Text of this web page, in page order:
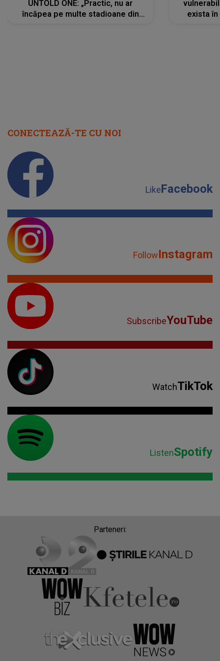
UNTOLD ONE: „Practic, nu ar
încăpea pe multe stadioane din
exista
CONECTEAZĂ-TE CU NOI
LikeFacebook
FollowInstagram
SubscribeYouTube
WatchTikTok
ListenSpotify
Parteneri: